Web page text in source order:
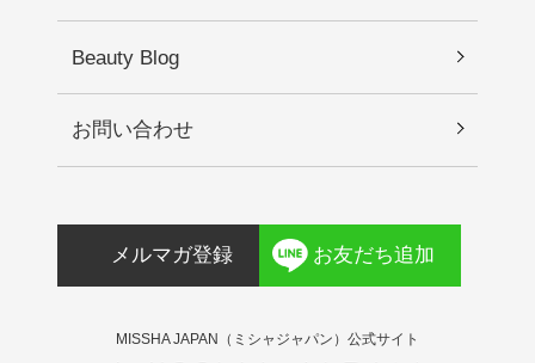
保管してください。 2)乳幼児の手が届かない場所
に保管してください。
Beauty Blog
お問い合わせ
メルマガ登録 お友だち追加
MISSHA JAPAN（ミシャジャパン）公式サイト